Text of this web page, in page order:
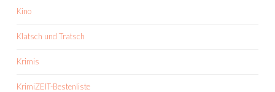
Kino
Klatsch und Tratsch
Krimis
KrimiZEIT-Bestenliste